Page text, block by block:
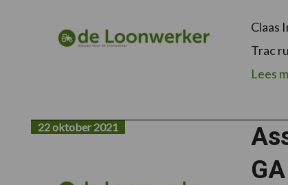
Claas
Trac
Lees
22 oktober 2021